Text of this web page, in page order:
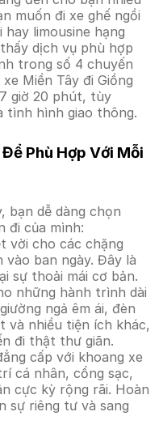
muốn đi xe ghế ngồi
hay limousine hạng
dịch vụ phù hợp
trong số 4 chuyến
Miền Tây đi Giồng
giờ 20 phút, tùy
tình hình giao thông.
Phù Hợp Với Mỗi
bạn dễ dàng chọn
đi của mình:
vời cho các chặng
vào ban ngày. Đây là
sự thoải mái cơ bản.
những hành trình dài
ngả êm ái, đèn
và nhiều tiện ích khác,
đi thật thư giãn.
cấp với khoang xe
cá nhân, cổng sạc,
cực kỳ rộng rãi. Hoàn
sự riêng tư và sang